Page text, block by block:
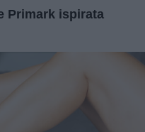
Primark ispirata